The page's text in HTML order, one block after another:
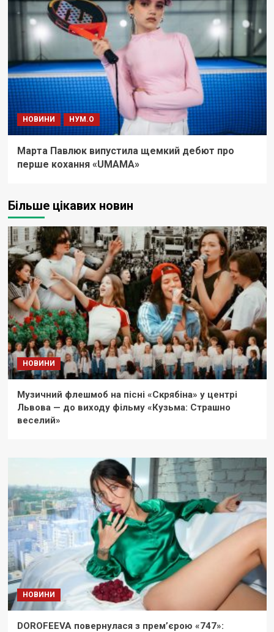
НОВИНИ НУМ.О
Марта Павлюк випустила щемкий дебют про
перше кохання «UМАМА»
Більше цікавих новин
НОВИНИ
Музичний флешмоб на пісні «Скрябіна» у центрі
Львова — до виходу фільму «Кузьма: Страшно
веселий»
НОВИНИ
DOROFEEVA повернулася з прем’єрою «747»: